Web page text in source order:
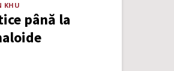
KHU
până la